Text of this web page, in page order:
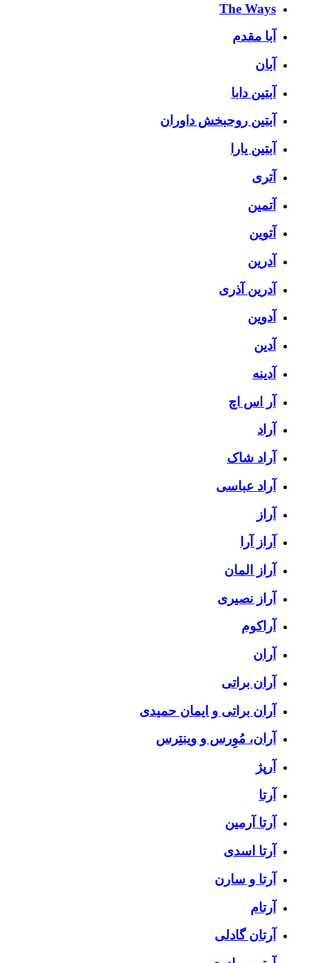
The Ways
آبا مقدم
آبان
آبتین دابا
آبتین روحبخش داوران
آبتین یارا
آتری
آتمین
آتوین
آدرین
آدرین آذری
آدوین
آدین
آدینه
آر اس اچ
آراد
آراد شاک
آراد عباسی
آراز
آراز آرا
آراز المان
آراز نصیری
آراکوم
آران
آران براتی
آران براتی و ایمان حمیدی
آران، مُوِرس و وینتِرس
آرپژ
آرتا
آرتا آرمین
آرتا اسدی
آرتا و سارن
آرتام
آرتان گادلی